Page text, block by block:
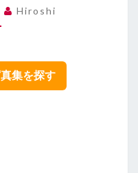
Hiroshi
集を探す